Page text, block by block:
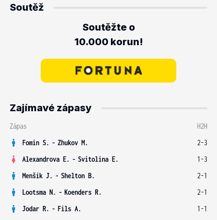
Soutěž
Soutěžte o
10.000 korun!
Zajímavé zápasy
Zápas
H2H
Fomin S. - Zhukov M.
2-3
Alexandrova E. - Svitolina E.
1-3
Menšík J. - Shelton B.
2-1
Lootsma N. - Koenders R.
2-1
Jodar R. - Fils A.
1-1